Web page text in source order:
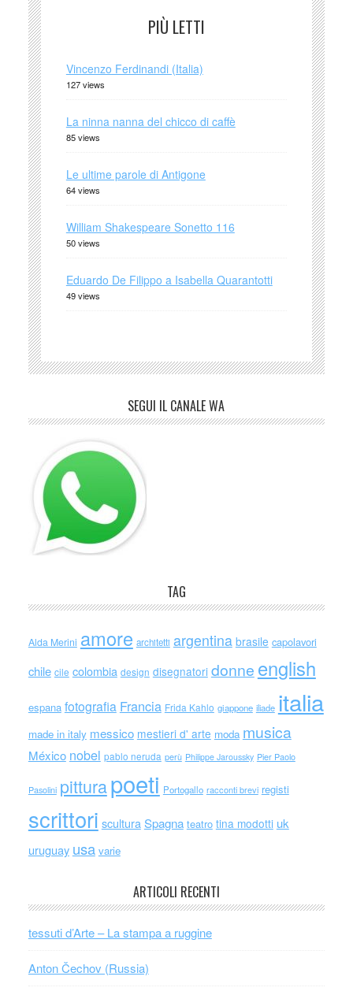
PIÙ LETTI
Vincenzo Ferdinandi (Italia)
127 views
La ninna nanna del chicco di caffè
85 views
Le ultime parole di Antigone
64 views
William Shakespeare Sonetto 116
50 views
Eduardo De Filippo a Isabella Quarantotti
49 views
SEGUI IL CANALE WA
TAG
Alda Merini amore architetti argentina brasile capolavori
chile cile colombia design disegnatori donne english
espana fotografia Francia Frida Kahlo giappone iliade italia
made in italy messico mestieri d' arte moda musica
México nobel pablo neruda perù Philippe Jaroussky Pier Paolo
Pasolini pitturapoeti Portogallo racconti brevi registi
scrittori scultura Spagna teatro tina modotti uk
uruguay usa varie
ARTICOLI RECENTI
tessuti d’Arte – La stampa a ruggine
Anton Čechov (Russia)